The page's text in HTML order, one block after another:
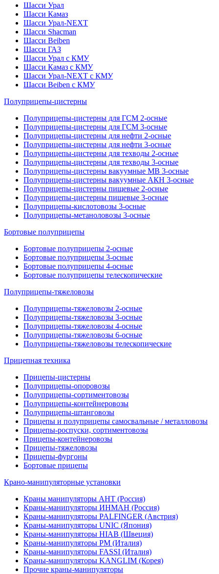
Шасси Урал
Шасси Камаз
Шасси Урал-NEXT
Шасси Shacman
Шасси Beiben
Шасси ГАЗ
Шасси Урал с КМУ
Шасси Камаз с КМУ
Шасси Урал-NEXT с КМУ
Шасси Beiben с КМУ
Полуприцепы-цистерны
Полуприцепы-цистерны для ГСМ 2-осные
Полуприцепы-цистерны для ГСМ 3-осные
Полуприцепы-цистерны для нефти 2-осные
Полуприцепы-цистерны для нефти 3-осные
Полуприцепы-цистерны для техводы 2-осные
Полуприцепы-цистерны для техводы 3-осные
Полуприцепы-цистерны вакуумные МВ 3-осные
Полуприцепы-цистерны вакуумные АКН 3-осные
Полуприцепы-цистерны пищевые 2-осные
Полуприцепы-цистерны пищевые 3-осные
Полуприцепы-кислотовозы 3-осные
Полуприцепы-метаноловозы 3-осные
Бортовые полуприцепы
Бортовые полуприцепы 2-осные
Бортовые полуприцепы 3-осные
Бортовые полуприцепы 4-осные
Бортовые полуприцепы телескопические
Полуприцепы-тяжеловозы
Полуприцепы-тяжеловозы 2-осные
Полуприцепы-тяжеловозы 3-осные
Полуприцепы-тяжеловозы 4-осные
Полуприцепы-тяжеловозы 6-осные
Полуприцепы-тяжеловозы телескопические
Прицепная техника
Прицепы-цистерны
Полуприцепы-опоровозы
Полуприцепы-сортиментовозы
Полуприцепы-контейнеровозы
Полуприцепы-штанговозы
Прицепы и полуприцепы самосвальные / металловозы
Прицепы-роспуски, сортиментовозы
Прицепы-контейнеровозы
Прицепы-тяжеловозы
Прицепы-фургоны
Бортовые прицепы
Крано-манипуляторные установки
Краны манипуляторы АНТ (Россия)
Краны-манипуляторы ИНМАН (Россия)
Краны-манипуляторы PALFINGER (Австрия)
Краны-манипуляторы UNIC (Япония)
Краны-манипуляторы HIAB (Швеция)
Краны-манипуляторы PM (Италия)
Краны-манипуляторы FASSI (Италия)
Краны-манипуляторы KANGLIM (Корея)
Прочие краны-манипуляторы